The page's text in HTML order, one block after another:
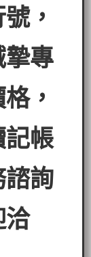
，
專
，
帳
詢